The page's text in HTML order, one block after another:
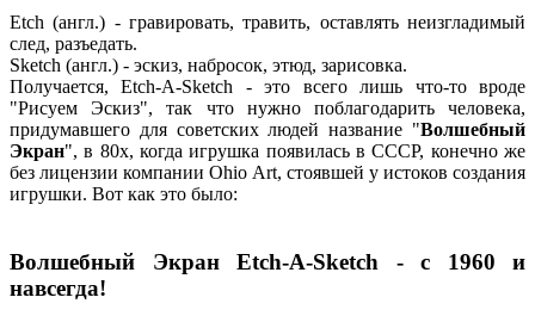
Etch (англ.) - гравировать, травить, оставлять неизгладимый
след, разъедать.
Sketch (англ.) - эскиз, набросок, этюд, зарисовка.
Получается, Etch-A-Sketch - это всего лишь что-то вроде
"Рисуем Эскиз", так что нужно поблагодарить человека,
придумавшего для советских людей название "Волшебный
Экран", в 80х, когда игрушка появилась в СССР, конечно же
без лицензии компании Ohio Art, стоявшей у истоков создания
игрушки. Вот как это было:
Волшебный Экран Etch-A-Sketch - с 1960 и
навсегда!